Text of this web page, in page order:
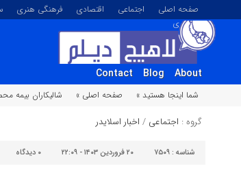
صفحه اصلی اجتماعی اقتصادی فرهنگی هنری
تصویری
About
Blog
Contact
شما اینجا هستید »
صفحه اصلی » شالیکاران بیمه
گروه : اجتماعی / اخبار اسلایدر
شناسه : ۷۵۰۹ ۲۰ فروردین ۱۴۰۳ - ۲۲:۰۹ ۰ دیدگاه